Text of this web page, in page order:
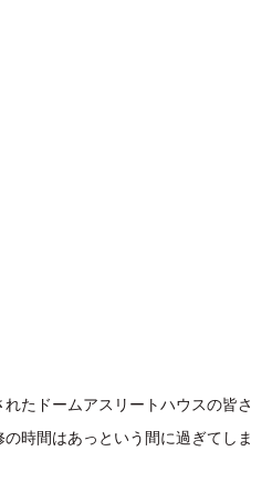
たドームアスリートハウスの皆さ
時間はあっという間に過ぎてしま